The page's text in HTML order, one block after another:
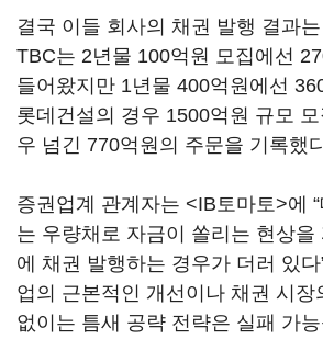
결국 이들 회사의 채권 발행 결과
TBC는 2년물 100억원 모집에선
들어왔지만 1년물 400억원에선
롯데건설의 경우 1500억원 규모
우 넘긴 770억원의 주문을 기록했
증권업계 관계자는 <IB토마토>에
는 우량채로 자금이 쏠리는 현상을
에 채권 발행하는 경우가 더러 있다
업의 근본적인 개선이나 채권 시장
없이는 틈새 공략 전략은 실패 가능